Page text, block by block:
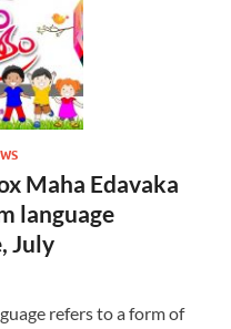
Maha Edavaka
language
July
refers to a form of